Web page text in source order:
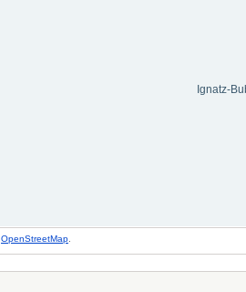
Ignatz-
OpenStreetMap